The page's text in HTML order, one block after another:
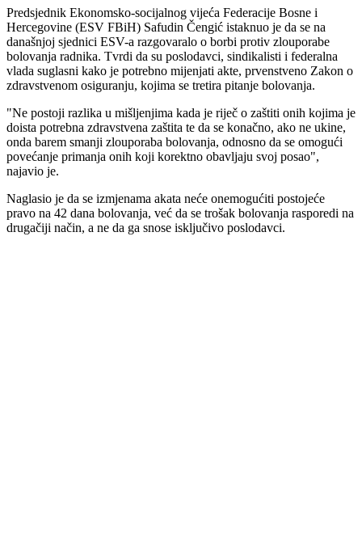
Predsjednik Ekonomsko-socijalnog vijeća Federacije Bosne i
Hercegovine (ESV FBiH) Safudin Čengić istaknuo je da se na
današnjoj sjednici ESV-a razgovaralo o borbi protiv zlouporabe
bolovanja radnika. Tvrdi da su poslodavci, sindikalisti i federalna
vlada suglasni kako je potrebno mijenjati akte, prvenstveno Zakon o
zdravstvenom osiguranju, kojima se tretira pitanje bolovanja.
"Ne postoji razlika u mišljenjima kada je riječ o zaštiti onih kojima je
doista potrebna zdravstvena zaštita te da se konačno, ako ne ukine,
onda barem smanji zlouporaba bolovanja, odnosno da se omogući
povećanje primanja onih koji korektno obavljaju svoj posao",
najavio je.
Naglasio je da se izmjenama akata neće onemogućiti postojeće
pravo na 42 dana bolovanja, već da se trošak bolovanja rasporedi na
drugačiji način, a ne da ga snose isključivo poslodavci.